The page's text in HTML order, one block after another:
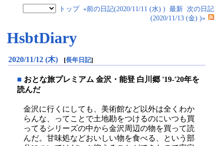
トップ «前の日記(2020/11/11 (水) ) 最新 次の日記
(2020/11/13 (金) )»
HsbtDiary
2020/11/12 (木) [長年日記]
■ おとな旅プレミアム 金沢・能登 白川郷 '19-'20年を
読んだ
金沢に行くにしても、美術館など以外は全くわか
らんな、ってことで土地勘をつけるのにいつも買
ってるシリーズの中から金沢周辺の物を買って読
んだ。甘味処などおいしい物を食べる、という部